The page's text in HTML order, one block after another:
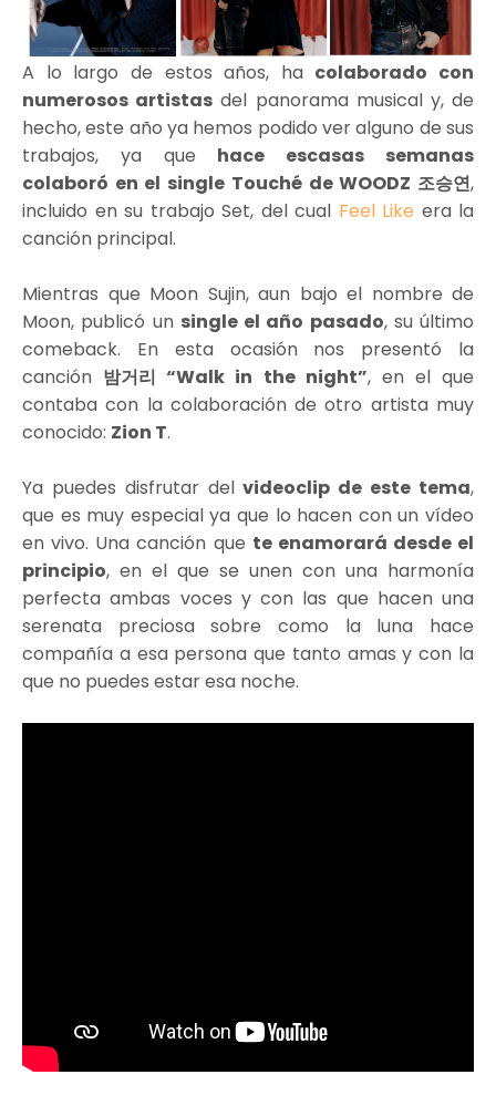
A lo largo de estos años, ha colaborado con
numerosos artistas del panorama musical y, de
hecho, este año ya hemos podido ver alguno de sus
trabajos, ya que hace escasas semanas
colaboró en el single Touché de WOODZ 조승연,
incluido en su trabajo Set, del cual Feel Like era la
canción principal.
Mientras que Moon Sujin, aun bajo el nombre de
Moon, publicó un single el año pasado, su último
comeback. En esta ocasión nos presentó la
canción 밤거리 “Walk in the night”, en el que
contaba con la colaboración de otro artista muy
conocido: Zion T.
Ya puedes disfrutar del videoclip de este tema,
que es muy especial ya que lo hacen con un vídeo
en vivo. Una canción que te enamorará desde el
principio, en el que se unen con una harmonía
perfecta ambas voces y con las que hacen una
serenata preciosa sobre como la luna hace
compañía a esa persona que tanto amas y con la
que no puedes estar esa noche.